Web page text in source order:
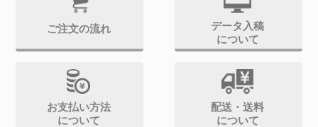
ご注文の流れ
データ入稿
について
お支払い方法
について
配送・送料
について